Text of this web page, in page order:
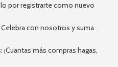
por registrarte como nuevo
Celebra con nosotros y suma
: ¡Cuantas más compras hagas,